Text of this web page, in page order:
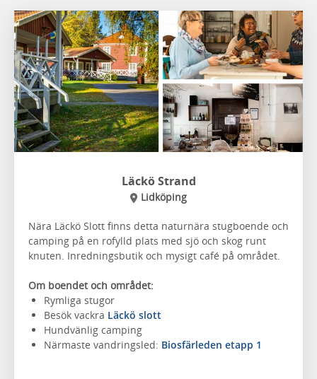
Läckö Strand
Lidköping
Nära Läckö Slott finns detta naturnära stugboende och
camping på en rofylld plats med sjö och skog runt
knuten. Inredningsbutik och mysigt café på området.
Om boendet och området:
Rymliga stugor
Besök vackra Läckö slott
Hundvänlig camping
Närmaste vandringsled: Biosfärleden etapp 1